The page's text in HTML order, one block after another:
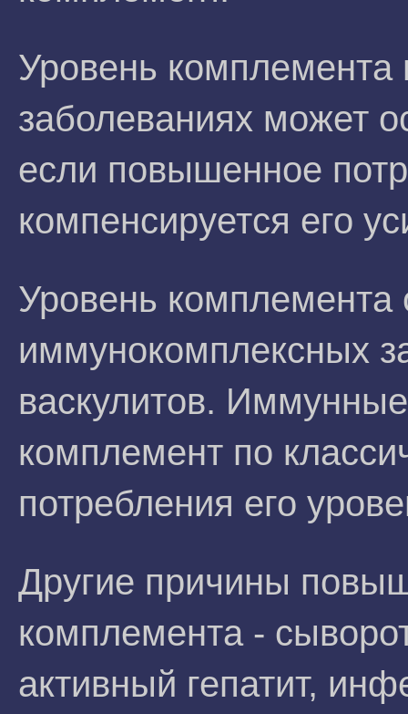
Уровень комплемента
заболеваниях может
если повышенное
компенсируется его
Уровень комплемента
иммунокомплексных
васкулитов.
комплемент по
потребления его
Другие причины
комплемента -
активный гепатит,